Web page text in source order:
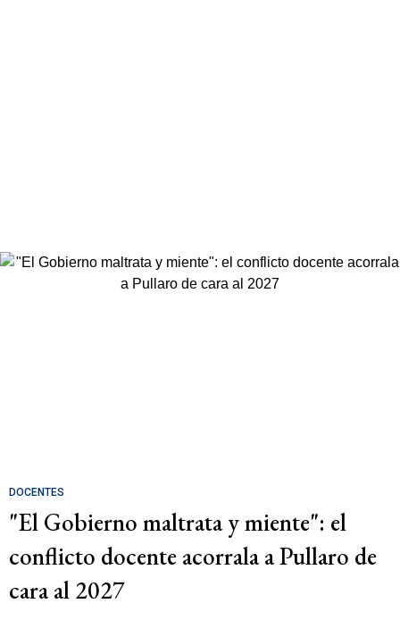
DOCENTES
"El Gobierno maltrata y miente": el
conflicto docente acorrala a Pullaro de
cara al 2027